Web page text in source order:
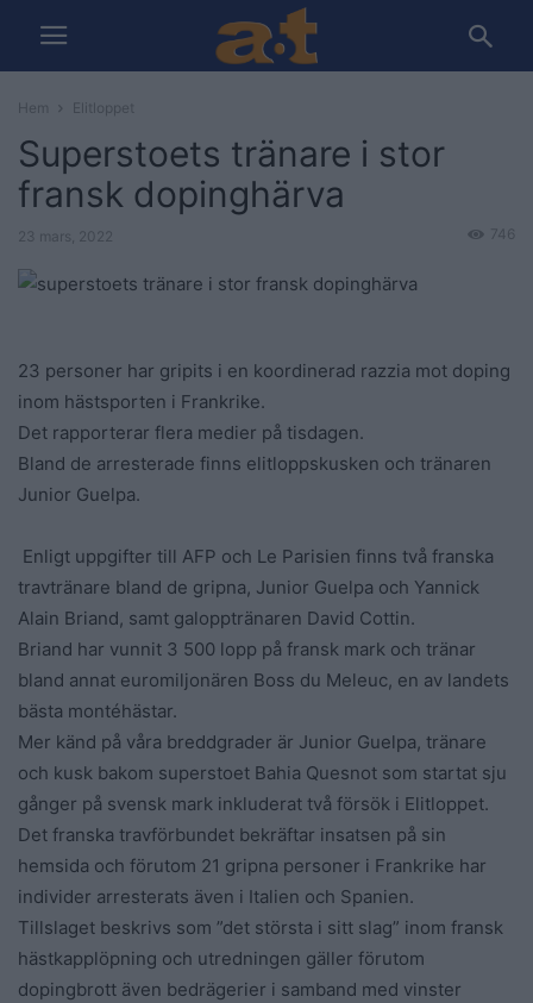
Hem Elitloppet
Superstoets tränare i stor
fransk dopinghärva
23 mars, 2022 746
23 personer har gripits i en koordinerad razzia mot doping
inom hästsporten i Frankrike.
Det rapporterar flera medier på tisdagen.
Bland de arresterade finns elitloppskusken och tränaren
Junior Guelpa.
Enligt uppgifter till AFP och Le Parisien finns två franska
travtränare bland de gripna, Junior Guelpa och Yannick
Alain Briand, samt galopptränaren David Cottin.
Briand har vunnit 3 500 lopp på fransk mark och tränar
bland annat euromiljonären Boss du Meleuc, en av landets
bästa montéhästar.
Mer känd på våra breddgrader är Junior Guelpa, tränare
och kusk bakom superstoet Bahia Quesnot som startat sju
gånger på svensk mark inkluderat två försök i Elitloppet.
Det franska travförbundet bekräftar insatsen på sin
hemsida och förutom 21 gripna personer i Frankrike har
individer arresterats även i Italien och Spanien.
Tillslaget beskrivs som ”det största i sitt slag” inom fransk
hästkapplöpning och utredningen gäller förutom
dopingbrott även bedrägerier i samband med vinster